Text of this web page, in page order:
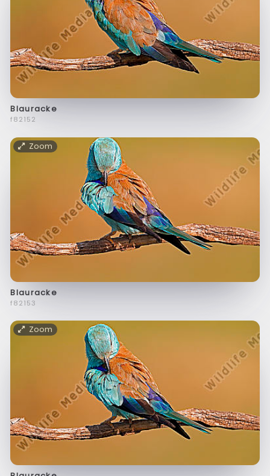
Blauracke
f82152
Zoom
Blauracke
f82153
Zoom